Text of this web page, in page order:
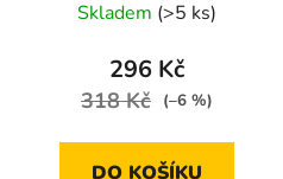
Skladem (>5 ks)
296 Kč
318 Kč (–6 %)
DO KOŠÍKU